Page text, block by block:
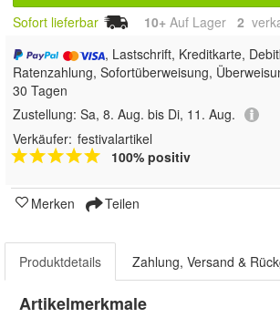
Sofort lieferbar 10+ Auf Lager 2
, Lastschrift, Kreditkarte,
Ratenzahlung, Sofortüberweisung,
30 Tagen
Zustellung: Sa, 8. Aug. bis Di, 11. Aug.
Verkäufer: festivalartikel
100% positiv
Merken Teilen
Produktdetails Zahlung, Versand &
Artikelmerkmale